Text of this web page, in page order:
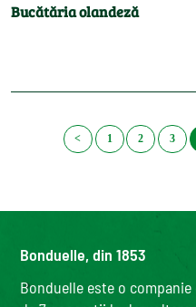
Bucătăria olandeză
< 1 2 3
Bonduelle, din 1853
Bonduelle este o